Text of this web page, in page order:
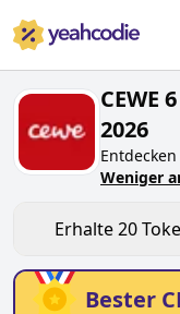
CEWE
2026
von heute
Token bei
Erhalten
Weniger
Erhalte20
Bester